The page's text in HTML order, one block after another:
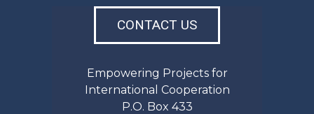
CONTACT US
Empowering Projects for
International Cooperation
P.O. Box 433